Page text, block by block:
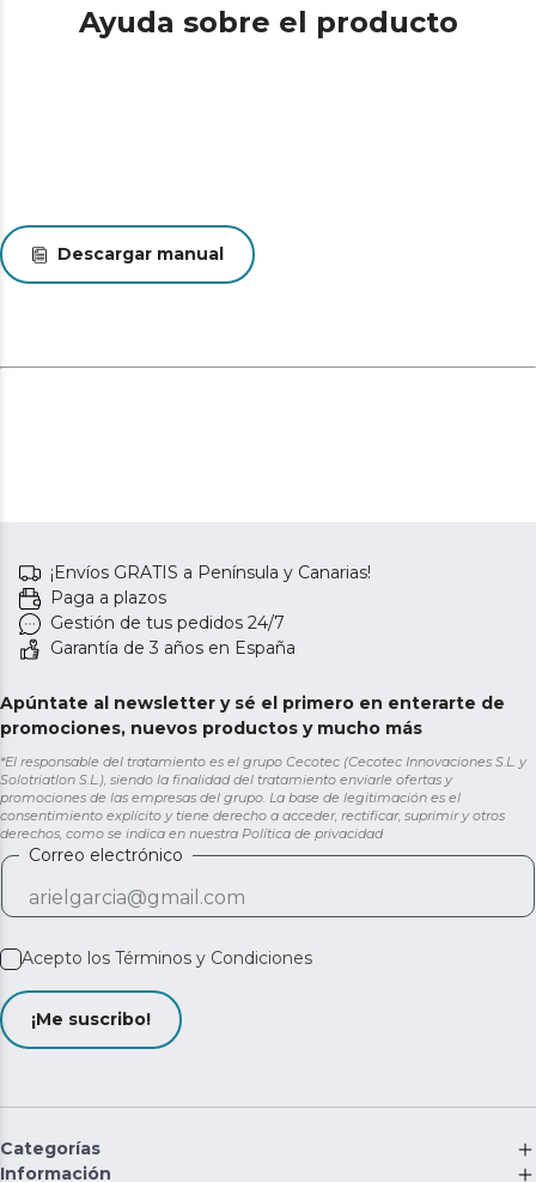
Ayuda sobre el producto
Descargar manual
¡Envíos GRATIS a Península y Canarias!
Paga a plazos
Gestión de tus pedidos 24/7
Garantía de 3 años en España
Apúntate al newsletter y sé el primero en enterarte de
promociones, nuevos productos y mucho más
*El responsable del tratamiento es el grupo Cecotec (Cecotec Innovaciones S.L. y
Solotriatlon S.L.), siendo la finalidad del tratamiento enviarle ofertas y
promociones de las empresas del grupo. La base de legitimación es el
consentimiento explícito y tiene derecho a acceder, rectificar, suprimir y otros
derechos, como se indica en nuestra Política de privacidad
Correo electrónico
Acepto los Términos y Condiciones
¡Me suscribo!
Categorías
Información